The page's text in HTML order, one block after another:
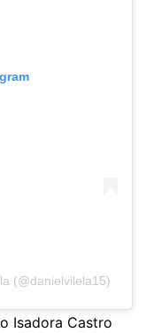
(@danielvilela15)
Isadora Castro